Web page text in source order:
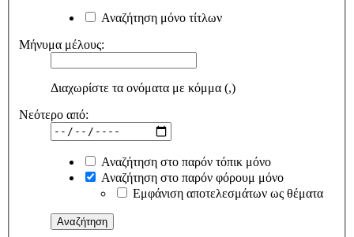
Αναζήτηση μόνο τίτλων
Μήνυμα μέλους:
Διαχωρίστε τα ονόματα με κόμμα (,)
Νεότερο από:
Αναζήτηση στο παρόν τόπικ μόνο
Αναζήτηση στο παρόν φόρουμ μόνο
Εμφάνιση αποτελεσμάτων ως θέματα